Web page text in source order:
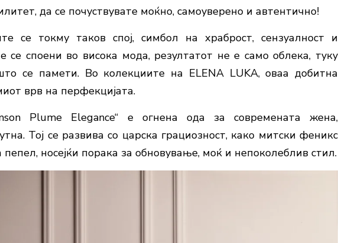
да се почуствувате моќно, самоуверено и автентично!
се токму таков спој, симбол на храброст, сензуалност и
се споени во висока мода, резултатот не е само облека, туку
се памети. Во колекциите на ELENA LUKA, оваа добитна
врв на перфекцијата.
Plume Elegance“ е огнена ода за современата жена,
Тој се развива со царска грациозност, како митски феникс
пепел, носејќи порака за обновување, моќ и непоколеблив стил.